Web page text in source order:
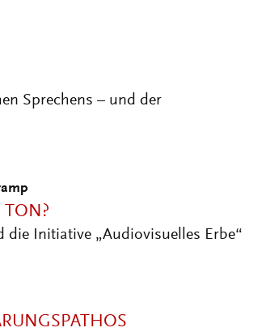
Sprechens – und der
Initiative „Audiovisuelles Erbe“